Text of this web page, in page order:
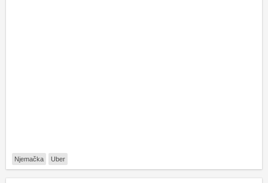
Njemačka Uber